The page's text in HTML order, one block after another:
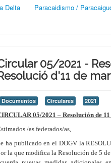
Delta Paracaidismo /
05/2021 -
d'11 de
Documentos Circulares
2021
05/2021 – Resolución de
/as federados/as,
ha publicado en el DOGV la
la que modifica la Resolución de 5